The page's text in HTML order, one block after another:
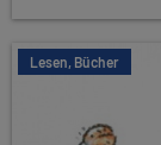
Lesen, Bücher